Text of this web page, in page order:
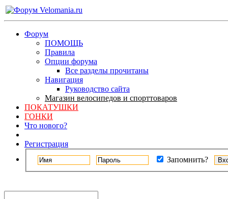
Форум
ПОМОЩЬ
Правила
Опции форума
Все разделы прочитаны
Навигация
Руководство сайта
Магазин велосипедов и спорттоваров
ПОКАТУШКИ
ГОНКИ
Что нового?
Регистрация
Запомнить?